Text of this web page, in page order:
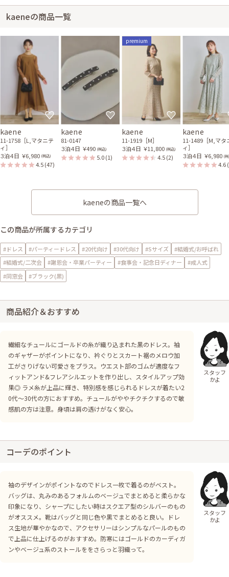
kaeneの商品一覧
kaene
11-1758［L,マタニテ
ィ］
３泊４日 ￥6,980 (税込)
4.5(47)
kaene
81-0147
３泊４日 ￥490 (税込)
5.0(1)
premium
kaene
11-1919［M］
３泊４日 ￥11,800 (税込)
4.5(2)
kaene
11-1489［M,マタ
ィ］
３泊４日 ￥6,980 (
4.6
kaeneの商品一覧へ
この商品が所属するカテゴリ
#ドレス #パーティードレス #20代向け #30代向け #Sサイズ
#結婚式/お呼ばれ
#結婚式/二次会
#謝恩会・卒業パーティー #食事会・記念日ディナー
#成人式
#同窓会
#ブラック(黒)
商品紹介＆おすすめ
繊細なチュールにゴールドの糸が織り込まれた黒のドレス。袖
のギャザーがポイントになり、衿ぐりとスカート裾のメロウ加
工がさりげない可愛さをプラス。ウエスト部のゴムが適度なフ
ィットアンド&フレアシルエットを作り出し、スタイルアップ効
果◎ ラメ糸が上品に輝き、特別感を感じられるドレスが着たい2
0代〜30代の方におすすめ。チュールがややチクチクするので敏
感肌の方は注意。身頃は肩の透けがなく安心。
スタッフ
かよ
コーデのポイント
袖のデザインがポイントなのでドレス一枚で着るのがベスト。
バッグは、丸みのあるフォルムのベージュでまとめると柔らかな
印象になり、シャープにしたい時はスクエア型のシルバーのもの
がオススメ。靴はバッグと同じ色や黒でまとめると良い。ドレ
ス生地が華やかなので、アクセサリーはシンプルなパールのもの
で上品に仕上げるのがおすすめ。防寒にはゴールドのカーディガ
ンやベージュ系のストールををさらっと羽織って。
スタッフ
かよ